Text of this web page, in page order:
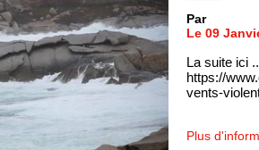
Par
Le 09
La suite ici
https://
vents-
Plus